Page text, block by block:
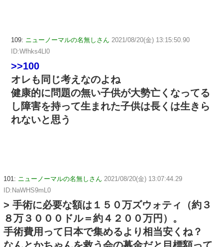
109: ニューノーマルの名無しさん 2021/08/20(金) 13:15:50.90
ID:Wfhks4Ll0
>>100
オレも同じ考えなのよね
健康的に問題の無い子供が大勢亡くなってる
し障害を持って生まれた子供は長くは生きら
れないと思う
101: ニューノーマルの名無しさん 2021/08/20(金) 13:07:44.29
ID:NaWHS9mL0
> 手術に必要な額は１５０万ズウォティ（約３
８万３０００ドル＝約４２００万円）。
手術費用って日本で集めるより相当安くね？